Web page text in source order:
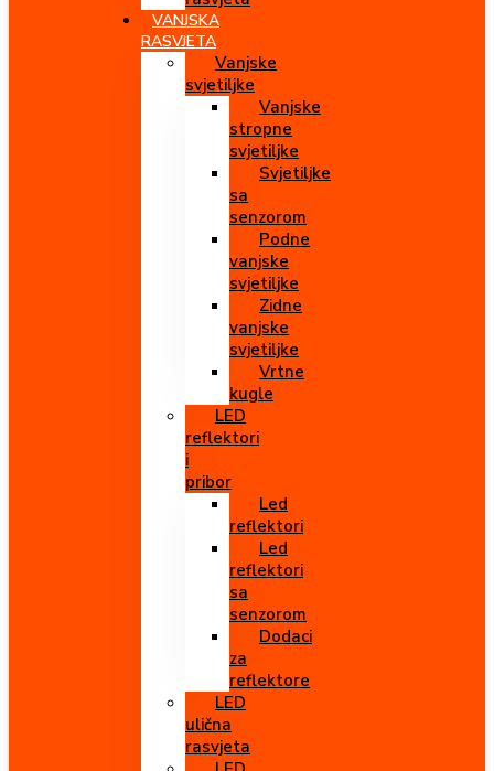
VANJSKA
RASVJETA
Vanjske
svjetiljke
Vanjske
stropne
svjetiljke
Svjetiljke
sa
senzorom
Podne
vanjske
svjetiljke
Zidne
vanjske
svjetiljke
Vrtne
kugle
LED
reflektori
i
pribor
Led
reflektori
Led
reflektori
sa
senzorom
Dodaci
za
reflektore
LED
ulična
rasvjeta